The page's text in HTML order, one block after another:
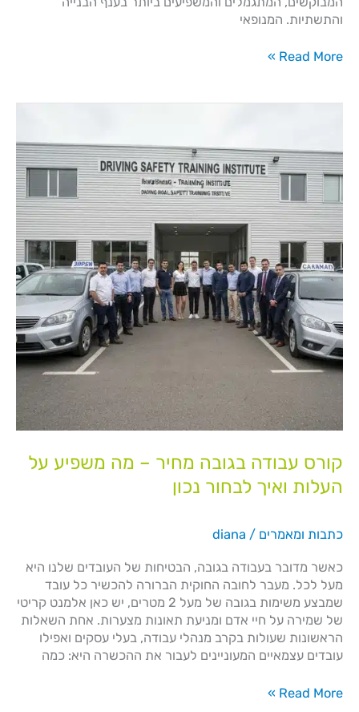
והתשתיות. המנופאי
Read More »
קורס עבודה בגובה מחיר – מה משפיע על
העלות ואיך לבחור נכון
כתבות ומאמרים /
diana
כאשר מדובר בעבודה בגובה, הבטיחות של העובדים שלנו היא
מעל לכל. מעבר לחובה החוקית הברורה להכשיר כל עובד
שמבצע משימות בגובה של מעל 2 מטרים, יש כאן אלמנט קריטי
של שמירה על חיי אדם ומניעת תאונות מצערות. אחת השאלות
הראשונות שעולות בקרב מנהלי עבודה, בעלי עסקים ואפילו
עובדים עצמאיים המעוניינים לעבור את ההכשרה היא: כמה
בגובה
מחיר
–
מה
משפיע
על
העלות
ואיך
לבחור
נכון
Read More »